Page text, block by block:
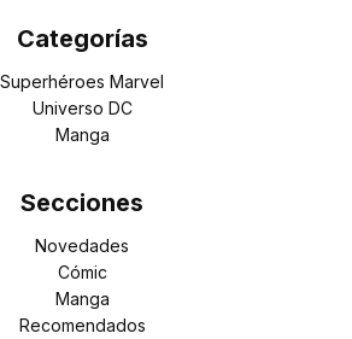
Categorías
Superhéroes Marvel
Universo DC
Manga
Secciones
Novedades
Cómic
Manga
Recomendados